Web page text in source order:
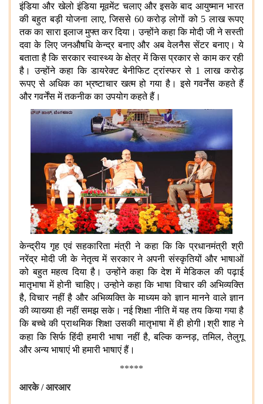
इंडिया और खेलो इंडिया मूवमेंट चलाए और इसके बाद आयुष्मान भारत
की बहुत बड़ी योजना लाए, जिससे 60 करोड़ लोगों को 5 लाख रूपए
तक का सारा इलाज मुफ्त कर दिया। उन्होंने कहा कि मोदी जी ने सस्ती
दवा के लिए जनऔषधि केन्द्र बनाए और अब वेलनैस सेंटर बनाए। ये
बताता है कि सरकार स्वास्थ्य के क्षेत्र में किस प्रकार से काम कर रही
है। उन्होंने कहा कि डायरेक्ट बेनीफिट ट्रांस्फर से 1 लाख करोड़
रूपए से अधिक का भ्रष्टाचार खत्म हो गया है। इसे गवर्नेंस कहते हैं
और गवर्नेंस में तकनीक का उपयोग कहते हैं।
केन्द्रीय गृह एवं सहकारिता मंत्री ने कहा कि कि प्रधानमंत्री श्री
नरेंद्र मोदी जी के नेतृत्व में सरकार ने अपनी संस्कृतियों और भाषाओं
को बहुत महत्व दिया है। उन्होंने कहा कि देश में मेडिकल की पढ़ाई
मातृभाषा में होनी चाहिए। उन्होने कहा कि भाषा विचार की अभिव्यक्ति
है, विचार नहीं है और अभिव्यक्ति के माध्यम को ज्ञान मानने वाले ज्ञान
की व्याख्या ही नहीं समझ सके। नई शिक्षा नीति में यह तय किया गया है
कि बच्चे की प्राथमिक शिक्षा उसकी मातृभाषा में ही होगी।श्री शाह ने
कहा कि सिर्फ हिंदी हमारी भाषा नहीं है, बल्कि कन्नड़, तमिल, तेलुगू
और अन्य भाषाएं भी हमारी भाषाएं हैं।
*****
आरके/आरआर